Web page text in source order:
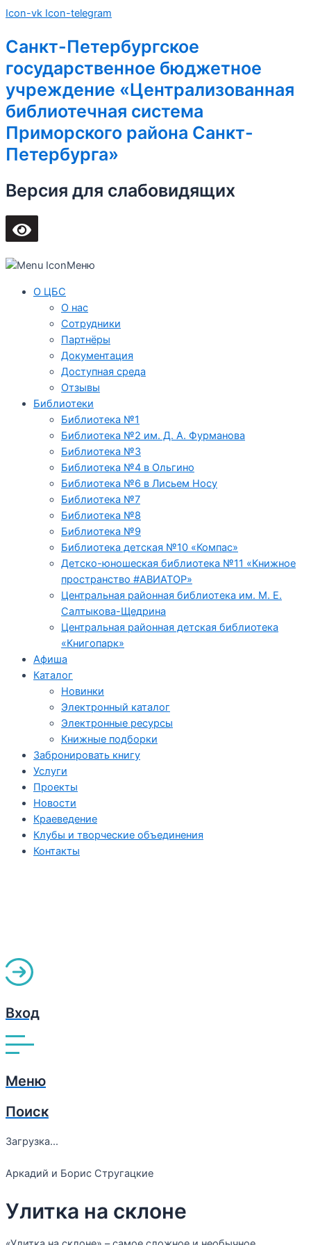
Перейти
содержимому
Icon-vk Icon-telegram
Санкт-Петербургское
государственное бюджетное
учреждение «Централизованная
библиотечная система
Приморского района Санкт-
Петербурга»
Версия для слабовидящих
Меню
О ЦБС
О нас
Сотрудники
Партнёры
Документация
Доступная среда
Отзывы
Библиотеки
Библиотека №1
Библиотека №2 им. Д. А. Фурманова
Библиотека №3
Библиотека №4 в Ольгино
Библиотека №6 в Лисьем Носу
Библиотека №7
Библиотека №8
Библиотека №9
Библиотека детская №10 «Компас»
Детско-юношеская библиотека №11 «Книжное
пространство #АВИАТОР»
Центральная районная библиотека им. М. Е.
Салтыкова-Щедрина
Центральная районная детская библиотека
«Книгопарк»
Афиша
Каталог
Новинки
Электронный каталог
Электронные ресурсы
Книжные подборки
Забронировать книгу
Услуги
Проекты
Новости
Краеведение
Клубы и творческие объединения
Контакты
Вход
Меню
Поиск
Загрузка...
Аркадий и Борис Стругацкие
Улитка на склоне
Main